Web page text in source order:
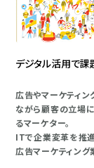
デジタル活用で課
広告やマーケティ
ながら顧客の立場
るマーケター。
ITで企業変革を推
広告マーケティング